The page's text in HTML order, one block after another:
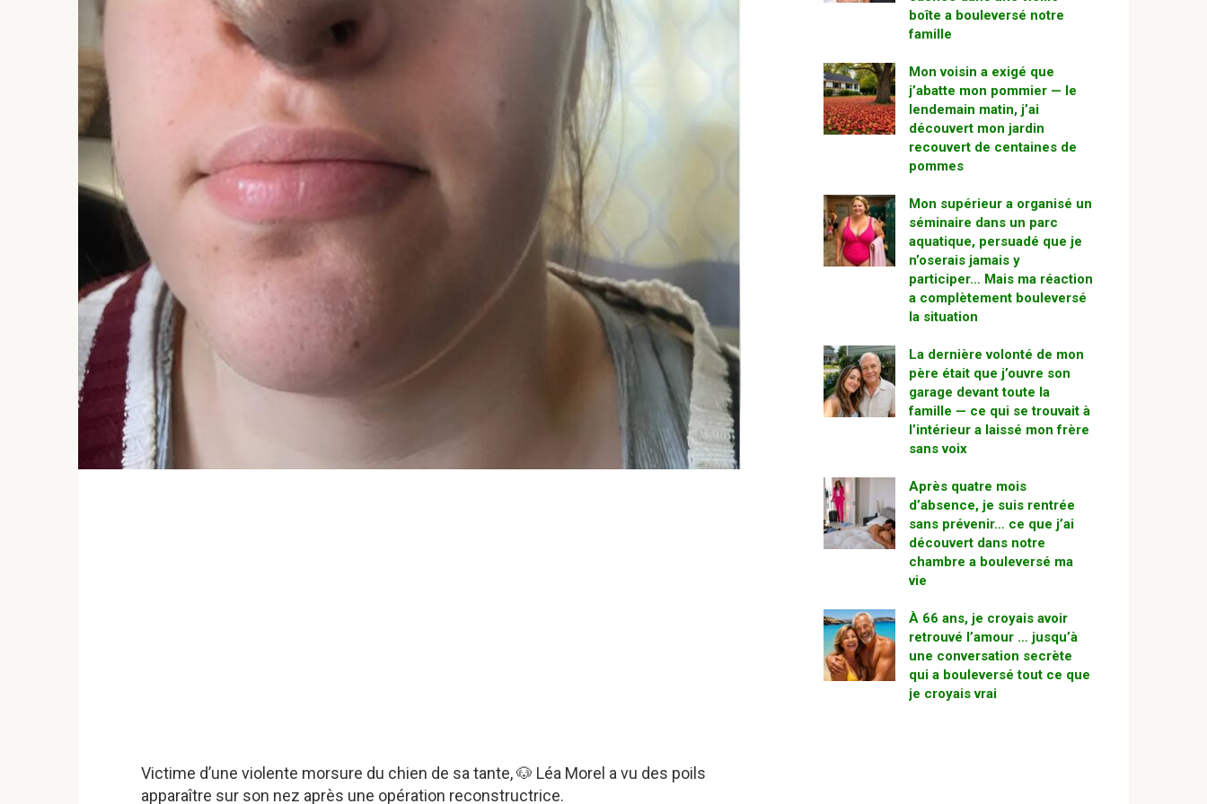
Victime d’une violente morsure du chien de sa tante, 🐶 Léa Morel a vu des poils
apparaître sur son nez après une opération reconstructrice.
boîte a bouleversé notre
famille
Mon voisin a exigé que
j’abatte mon pommier — le
lendemain matin, j’ai
découvert mon jardin
recouvert de centaines de
pommes
Mon supérieur a organisé un
séminaire dans un parc
aquatique, persuadé que je
n’oserais jamais y
participer… Mais ma réaction
a complètement bouleversé
la situation
La dernière volonté de mon
père était que j’ouvre son
garage devant toute la
famille — ce qui se trouvait à
l’intérieur a laissé mon frère
sans voix
Après quatre mois
d’absence, je suis rentrée
sans prévenir… ce que j’ai
découvert dans notre
chambre a bouleversé ma
vie
À 66 ans, je croyais avoir
retrouvé l’amour … jusqu’à
une conversation secrète
qui a bouleversé tout ce que
je croyais vrai